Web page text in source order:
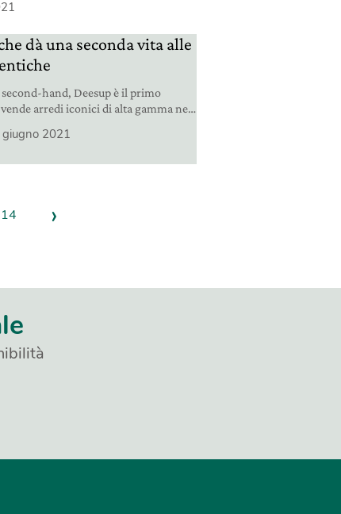
dà una seconda vita alle
hand, Deesup è il primo
arredi iconici di alta gamma nel
giugno 2021
14 ›